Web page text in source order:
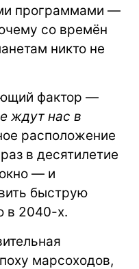
программами —
со времён
никто не
фактор —
ждут нас в
расположение
в десятилетие
— и
быструю
в 2040-х.
марсоходов,